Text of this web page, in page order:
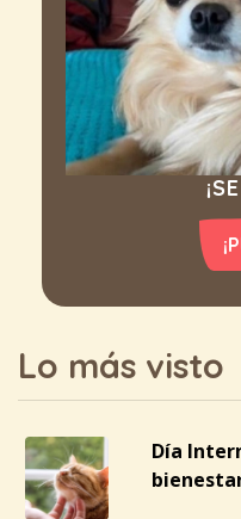
Lo más visto
Día